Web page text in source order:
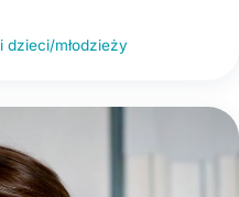
dzieci/młodzieży